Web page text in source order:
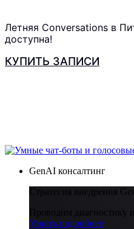
Летняя Conversations в
доступна!
КУПИТЬ ЗАПИСИ
GenAI консалтинг
Стратегия внедрения
Проводим диагностику
Узнать подробнее